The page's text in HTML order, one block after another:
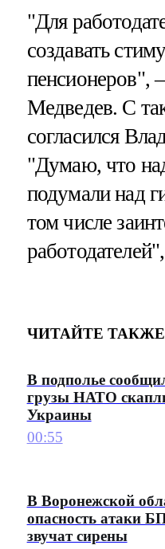
"Для
создавать
пенсионеров",
Медведев. С
согласился
"Думаю, что
подумали над
том числе
ЧИТАЙТЕ ТАКЖЕ
В подполье
грузы НАТО
Украины
00:55
В Воронежской
опасность атаки
звучат сирены